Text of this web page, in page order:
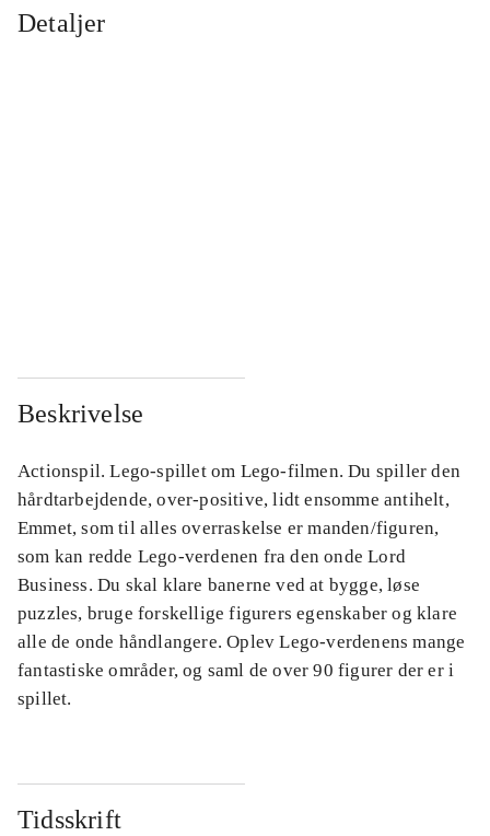
Detaljer
Beskrivelse
Actionspil. Lego-spillet om Lego-filmen. Du spiller den
hårdtarbejdende, over-positive, lidt ensomme antihelt,
Emmet, som til alles overraskelse er manden/figuren,
som kan redde Lego-verdenen fra den onde Lord
Business. Du skal klare banerne ved at bygge, løse
puzzles, bruge forskellige figurers egenskaber og klare
alle de onde håndlangere. Oplev Lego-verdenens mange
fantastiske områder, og saml de over 90 figurer der er i
spillet.
Tidsskrift